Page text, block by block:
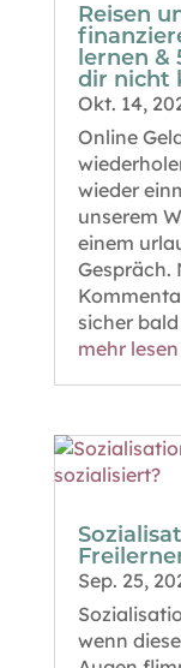
Reisen
lernen &
dir nicht
Okt. 14,
Online
wieder
unserem
einem
Gespräch.
sicher bald
mehr lesen
Sep. 25,
wenn